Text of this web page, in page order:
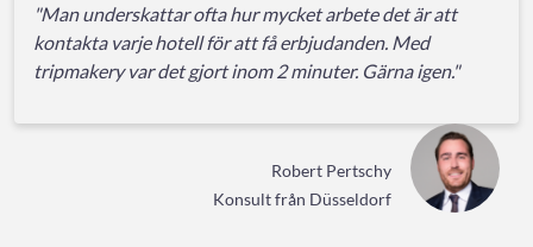
"Man underskattar ofta hur mycket arbete det är att
kontakta varje hotell för att få erbjudanden. Med
tripmakery var det gjort inom 2 minuter. Gärna igen."
Robert Pertschy
Konsult från Düsseldorf